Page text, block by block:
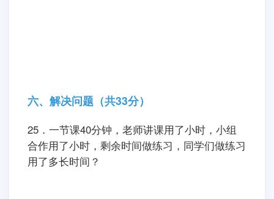
六、解决问题（共33分）
25．一节课40分钟，老师讲课用了小时，小组
合作用了小时，剩余时间做练习，同学们做练习
用了多长时间？